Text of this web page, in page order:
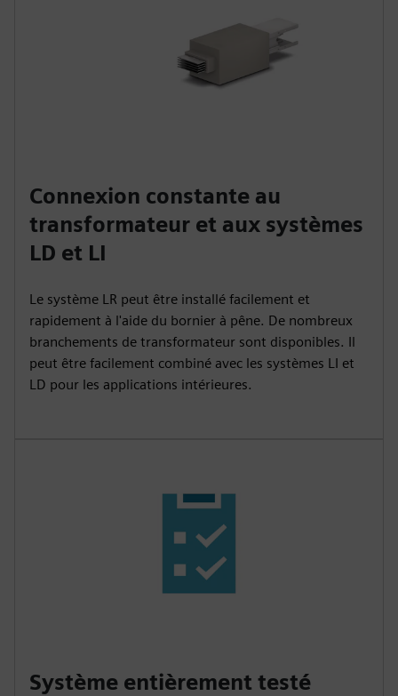
Connexion constante au
transformateur et aux systèmes
LD et LI
Le système LR peut être installé facilement et
rapidement à l'aide du bornier à pêne. De nombreux
branchements de transformateur sont disponibles. Il
peut être facilement combiné avec les systèmes LI et
LD pour les applications intérieures.
Système entièrement testé